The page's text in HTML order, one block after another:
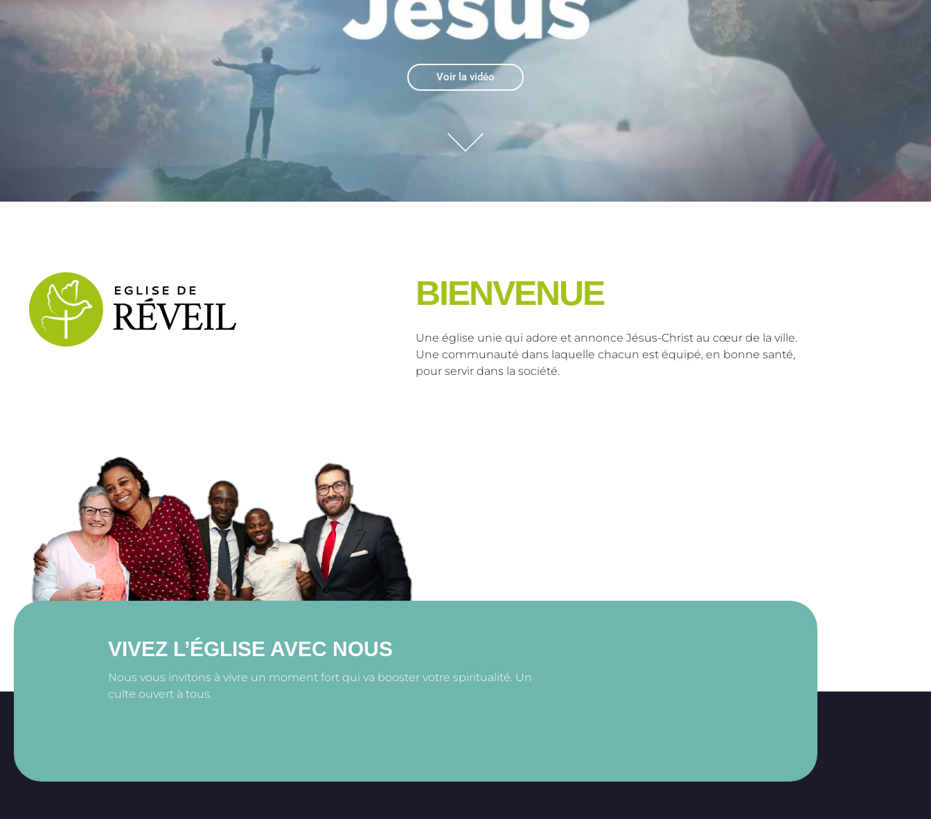
Voir la vidéo
BIENVENUE
Une église unie qui adore et annonce Jésus-Christ au cœur de la ville.
Une communauté dans laquelle chacun est équipé, en bonne santé,
pour servir dans la société.
VIVEZ L’ÉGLISE AVEC NOUS
Nous vous invitons à vivre un moment fort qui va booster votre spiritualité. Un
culte ouvert à tous.